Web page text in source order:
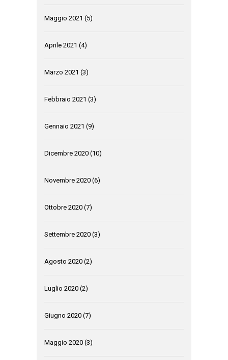
Maggio 2021 (5)
Aprile 2021 (4)
Marzo 2021 (3)
Febbraio 2021 (3)
Gennaio 2021 (9)
Dicembre 2020 (10)
Novembre 2020 (6)
Ottobre 2020 (7)
Settembre 2020 (3)
Agosto 2020 (2)
Luglio 2020 (2)
Giugno 2020 (7)
Maggio 2020 (3)